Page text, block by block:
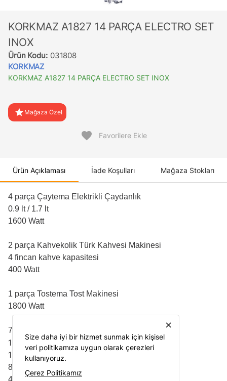
KORKMAZ A1827 14 PARÇA ELECTRO SET
INOX
Ürün Kodu: 031808
KORKMAZ
KORKMAZ A1827 14 PARÇA ELECTRO SET INOX
star Mağaza Özel
favorite Favorilere Ekle
Ürün Açıklaması İade Koşulları Mağaza Stokları
4 parça Çaytema Elektrikli Çaydanlık
0.9 lt / 1.7 lt
1600 Watt
2 parça Kahvekolik Türk Kahvesi Makinesi
4 fincan kahve kapasitesi
400 Watt
1 parça Tostema Tost Makinesi
1800 Watt
7 parça Mia Mega Blender Seti
1500 ml kapasiteli doğrama haznesi
1000 ml kapasiteli çırpıcı haznesi
850 Watt
4 bıçaklı
close
Size daha iyi bir hizmet sunmak için kişisel
veri politikamıza uygun olarak çerezleri
kullanıyoruz.
Çerez Politikamız